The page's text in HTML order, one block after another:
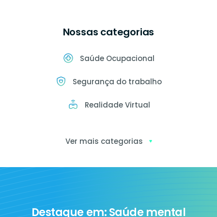
Nossas categorias
Saúde Ocupacional
Segurança do trabalho
Realidade Virtual
Ver mais categorias
Destaque em: Saúde mental